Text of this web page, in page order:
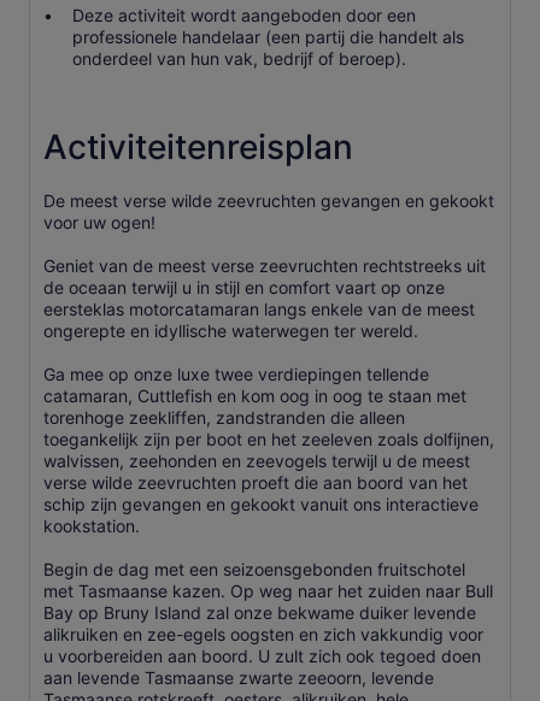
Deze activiteit wordt aangeboden door een
professionele handelaar (een partij die handelt als
onderdeel van hun vak, bedrijf of beroep).
Activiteitenreisplan
De meest verse wilde zeevruchten gevangen en gekookt
voor uw ogen!
Geniet van de meest verse zeevruchten rechtstreeks uit
de oceaan terwijl u in stijl en comfort vaart op onze
eersteklas motorcatamaran langs enkele van de meest
ongerepte en idyllische waterwegen ter wereld.
Ga mee op onze luxe twee verdiepingen tellende
catamaran, Cuttlefish en kom oog in oog te staan met
torenhoge zeekliffen, zandstranden die alleen
toegankelijk zijn per boot en het zeeleven zoals dolfijnen,
walvissen, zeehonden en zeevogels terwijl u de meest
verse wilde zeevruchten proeft die aan boord van het
schip zijn gevangen en gekookt vanuit ons interactieve
kookstation.
Begin de dag met een seizoensgebonden fruitschotel
met Tasmaanse kazen. Op weg naar het zuiden naar Bull
Bay op Bruny Island zal onze bekwame duiker levende
alikruiken en zee-egels oogsten en zich vakkundig voor
u voorbereiden aan boord. U zult zich ook tegoed doen
aan levende Tasmaanse zwarte zeeoorn, levende